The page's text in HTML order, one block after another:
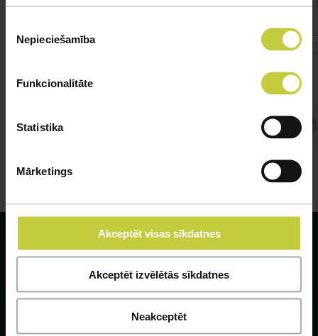
izvēle
Nepieciešamība
Funkcionalitāte
Statistika
Mārketings
Akceptēt visas sīkdatnes
Akceptēt izvēlētās sīkdatnes
Neakceptēt
Atbild Rāpuļu speciālists,
SIA ZOO Centrs, LV40003622166,
Vienības gatve 109, Rīga, Latvija, LV-1058.
P. 10:00-20:00 / S.SV. 10:00-16:00